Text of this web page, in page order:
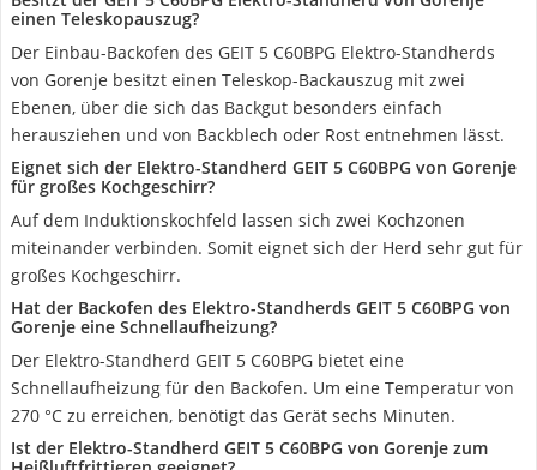
einen Teleskopauszug?
Der Einbau-Backofen des GEIT 5 C60BPG Elektro-Standherds
von Gorenje besitzt einen Teleskop-Backauszug mit zwei
Ebenen, über die sich das Backgut besonders einfach
herausziehen und von Backblech oder Rost entnehmen lässt.
Eignet sich der Elektro-Standherd GEIT 5 C60BPG von Gorenje
für großes Kochgeschirr?
Auf dem Induktionskochfeld lassen sich zwei Kochzonen
miteinander verbinden. Somit eignet sich der Herd sehr gut für
großes Kochgeschirr.
Hat der Backofen des Elektro-Standherds GEIT 5 C60BPG von
Gorenje eine Schnellaufheizung?
Der Elektro-Standherd GEIT 5 C60BPG bietet eine
Schnellaufheizung für den Backofen. Um eine Temperatur von
270 °C zu erreichen, benötigt das Gerät sechs Minuten.
Ist der Elektro-Standherd GEIT 5 C60BPG von Gorenje zum